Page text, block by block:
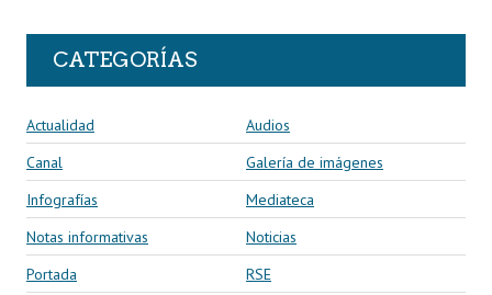
CATEGORÍAS
Actualidad
Audios
Canal
Galería de imágenes
Infografías
Mediateca
Notas informativas
Noticias
Portada
RSE